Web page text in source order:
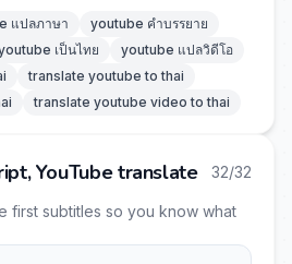
แปลภาษา
youtube คำบรรยาย
เป็นไทย
youtube แปลวิดีโอ
translate youtube to thai
translate youtube video to thai
YouTube translate 32/32
first subtitles so you know what